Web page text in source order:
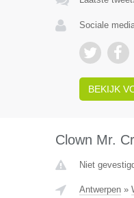
Sociale
BEKIJK
Clown Mr.
Niet
Antwerpen»